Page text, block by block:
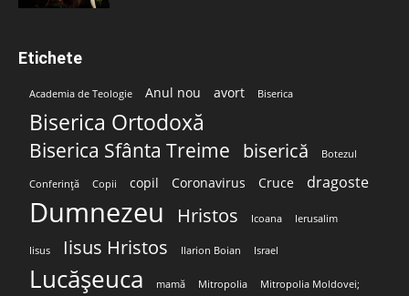
Etichete
Academia de Teologie Anul nou avort Biserica
Biserica Ortodoxă
Biserica Sfânta Treime biserică Botezul
Conferință Copii copil Coronavirus Cruce dragoste
Dumnezeu Hristos Icoana Ierusalim
Iisus Iisus Hristos Ilarion Boian Israel
Lucășeuca mamă Mitropolia Mitropolia Moldovei;